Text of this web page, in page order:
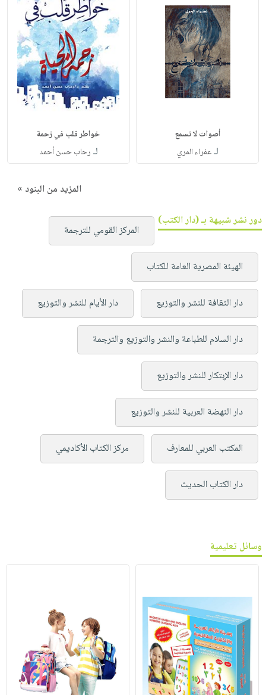
أصوات لا تسمع
لـعفراء المري
خواطر قلب في زحمة
لـ رحاب حسن أحمد
المزيد من البنود »
دور نشر شبيهة بـ (دار الكتب)
المركز القومي للترجمة
الهيئة المصرية العامة للكتاب
دار الثقافة للنشر والتوزيع دار الأيام للنشر والتوزيع
دار السلام للطباعة والنشر والتوزيع والترجمة
دار الإبتكار للنشر والتوزيع
دار النهضة العربية للنشر والتوزيع
المكتب العربي للمعارف مركز الكتاب الأكاديمي
دار الكتاب الحديث
وسائل تعليمية